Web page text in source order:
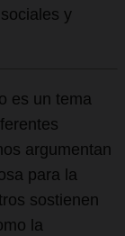
y
es un tema
argumentan
para la
sostienen
la